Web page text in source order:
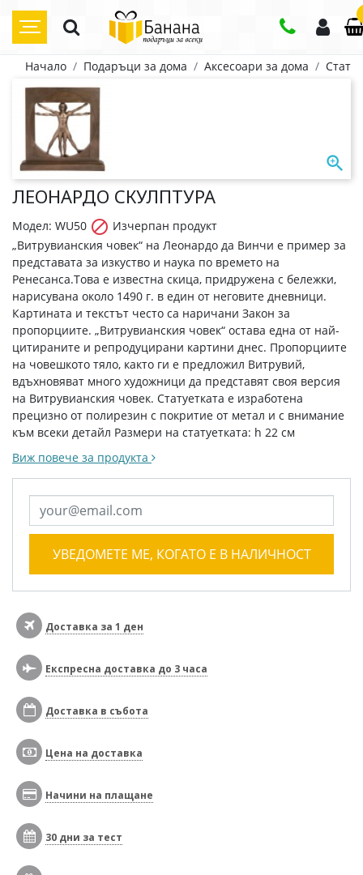
Начало Подаръци за дома Аксесоари за дома

ЛЕОНАРДО СКУЛПТУРА
Модел: WU50  Изчерпан продукт
„Витрувианския човек“ на Леонардо да Винчи е пример за
представата за изкуство и наука по времето на
Ренесанса.Това е известна скица, придружена с бележки,
нарисувана около 1490 г. в един от неговите дневници.
Картината и текстът често са наричани Закон за
пропорциите. „Витрувианския човек“ остава една от най-
цитираните и репродуцирани картини днес. Пропорциите
на човешкото тяло, както ги е предложил Витрувий,
вдъхновяват много художници да представят своя версия
на Витрувианския човек. Статуетката е изработена
прецизно от полирезин с покритие от метал и с внимание
към всеки детайл Размери на статуетката: h 22 см
Виж повече за продукта
УВЕДОМЕТЕ МЕ, КОГАТО Е В НАЛИЧНОСТ
Доставка за 1 ден
Експресна доставка до 3 часа
Доставка в събота
Цена на доставка
Начини на плащане
30 дни за тест